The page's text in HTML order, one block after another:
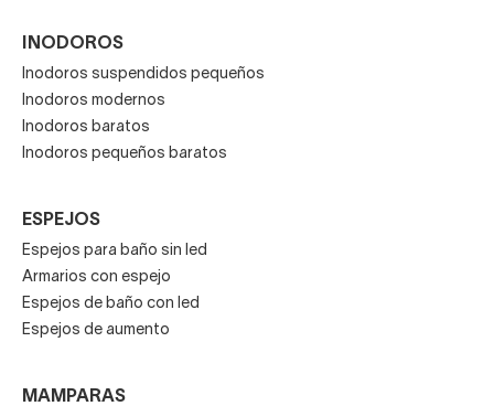
INODOROS
Inodoros suspendidos pequeños
Inodoros modernos
Inodoros baratos
Inodoros pequeños baratos
ESPEJOS
Espejos para baño sin led
Armarios con espejo
Espejos de baño con led
Espejos de aumento
MAMPARAS